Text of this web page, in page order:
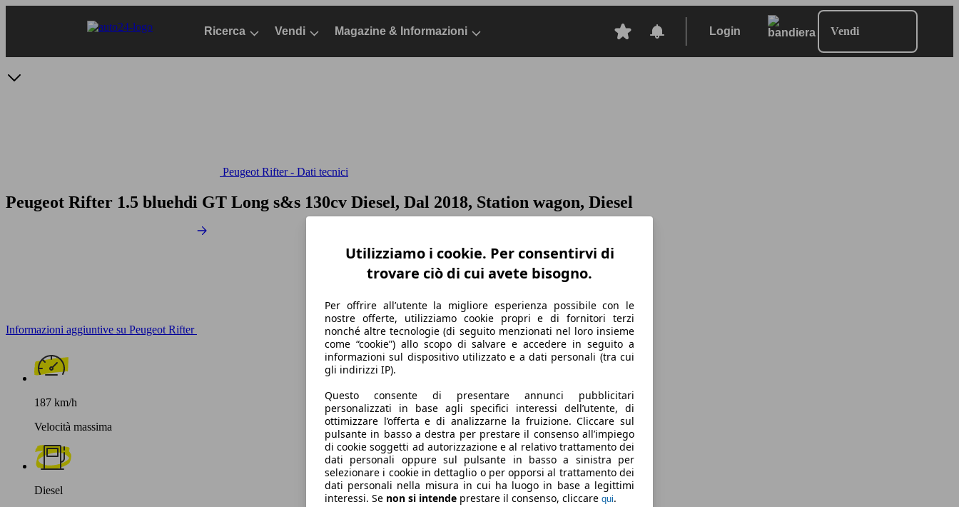
Ricerca Vendi Magazine & Informazioni Login Vendi
Peugeot Rifter - Dati tecnici
Peugeot Rifter 1.5 bluehdi GT Long s&s 130cv Diesel, Dal 2018, Station wagon, Diesel
Informazioni aggiuntive su Peugeot Rifter
187 km/h
Velocità massima
Diesel
Utilizziamo i cookie. Per consentirvi di
trovare ciò di cui avete bisogno.
Per offrire all’utente la migliore esperienza possibile con le
nostre offerte, utilizziamo cookie propri e di fornitori terzi
nonché altre tecnologie (di seguito menzionati nel loro insieme
come “cookie”) allo scopo di salvare e accedere in seguito a
informazioni sul dispositivo utilizzato e a dati personali (tra cui
gli indirizzi IP).
Questo consente di presentare annunci pubblicitari
personalizzati in base agli specifici interessi dell’utente, di
ottimizzare l’offerta e di analizzarne la fruizione. Cliccare sul
pulsante in basso a destra per prestare il consenso all’impiego
di cookie soggetti ad autorizzazione e al relativo trattamento dei
dati personali oppure sul pulsante in basso a sinistra per
selezionare i cookie in dettaglio o per opporsi al trattamento dei
dati personali nella misura in cui ha luogo in base a legittimi
interessi. Se non si intende prestare il consenso, cliccare qui.